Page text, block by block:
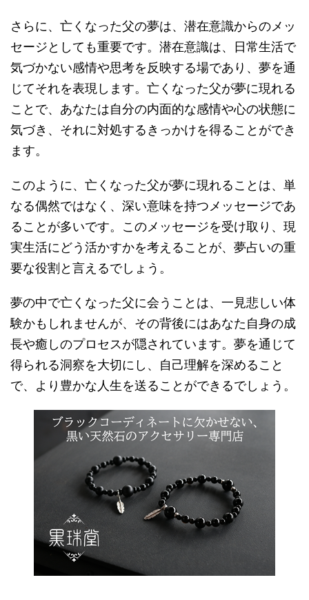
さらに、亡くなった父の夢は、潜在意識からのメッ
セージとしても重要です。潜在意識は、日常生活で
気づかない感情や思考を反映する場であり、夢を通
じてそれを表現します。亡くなった父が夢に現れる
ことで、あなたは自分の内面的な感情や心の状態に
気づき、それに対処するきっかけを得ることができ
ます。
このように、亡くなった父が夢に現れることは、単
なる偶然ではなく、深い意味を持つメッセージであ
ることが多いです。このメッセージを受け取り、現
実生活にどう活かすかを考えることが、夢占いの重
要な役割と言えるでしょう。
夢の中で亡くなった父に会うことは、一見悲しい体
験かもしれませんが、その背後にはあなた自身の成
長や癒しのプロセスが隠されています。夢を通じて
得られる洞察を大切にし、自己理解を深めること
で、より豊かな人生を送ることができるでしょう。